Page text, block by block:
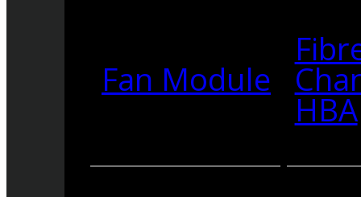
Fan Module
HBA